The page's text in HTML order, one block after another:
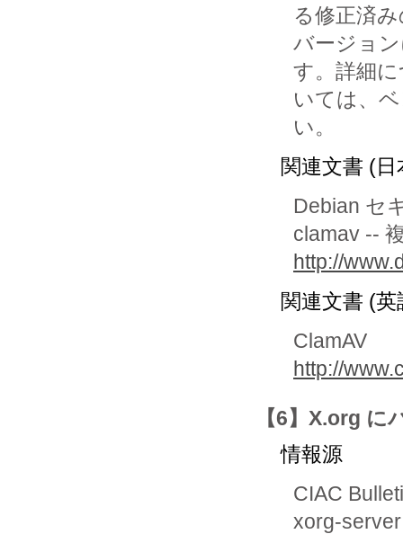
る修正済
バージョ
す。詳細
いては、
関連文書 (日
Debian セ
clamav --
http://
関連文書 (英
ClamAV
http://
【6】X.org に
情報源
CIAC
xorg-